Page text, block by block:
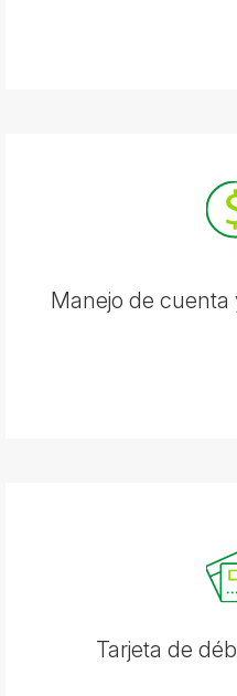
Manejo de cuenta
Tarjeta de